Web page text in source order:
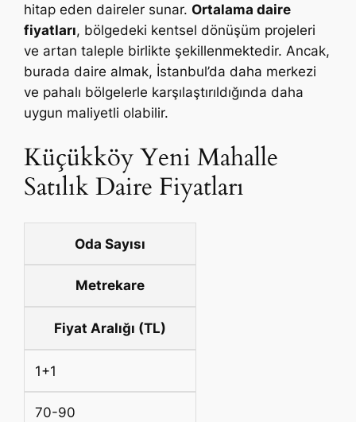
hitap eden daireler sunar.Ortalama daire
fiyatları, bölgedeki kentsel dönüşüm projeleri
ve artan taleple birlikte şekillenmektedir. Ancak,
burada daire almak, İstanbul’da daha merkezi
ve pahalı bölgelerle karşılaştırıldığında daha
uygun maliyetli olabilir.
Küçükköy Yeni Mahalle
Satılık Daire Fiyatları
Oda Sayısı
Metrekare
Fiyat Aralığı (TL)
1+1
70-90